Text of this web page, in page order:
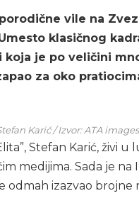
vile na
klasičnog
je po veličini
za oko
Karić / Izvor: ATA images
Stefan Karić, živi u
medijima. Sada je
odmah izazvao brojne